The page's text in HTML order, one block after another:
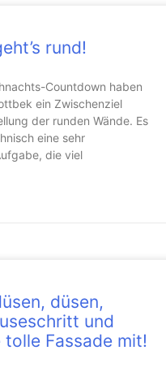
rund!
Countdown haben
ein Zwischenziel
der runden Wände. Es
eine sehr
die viel
düsen,
und
tolle Fassade mit!